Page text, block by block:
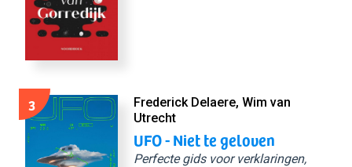
3
Frederick Delaere, Wim van
Utrecht
UFO - Niet te geloven
Perfecte gids voor verklaringen,